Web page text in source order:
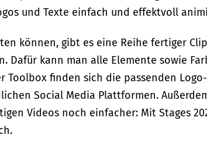
und Texte einfach und effektvoll
können, gibt es eine Reihe fertiger
Dafür kann man alle Elemente sowie
Toolbox finden sich die passenden
Social Media Plattformen.
Videos noch einfacher: Mit Stages